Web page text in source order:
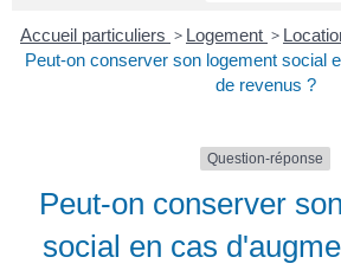
Accueil particuliers > Logement >
Peut-on conserver son logement social
de revenus ?
Question-réponse
Peut-on conserver
social en cas